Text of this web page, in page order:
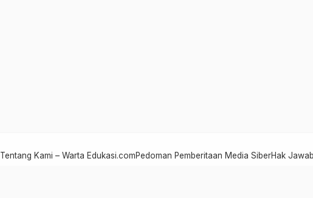
Tentang Kami – Warta Edukasi.comPedoman Pemberitaan Media SiberHak